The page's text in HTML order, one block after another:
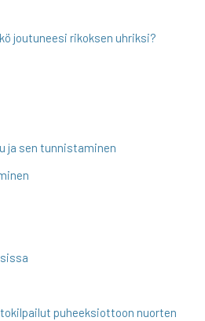
joutuneesi rikoksen uhriksi?
ja sen tunnistaminen
puheeksiottoon nuorten